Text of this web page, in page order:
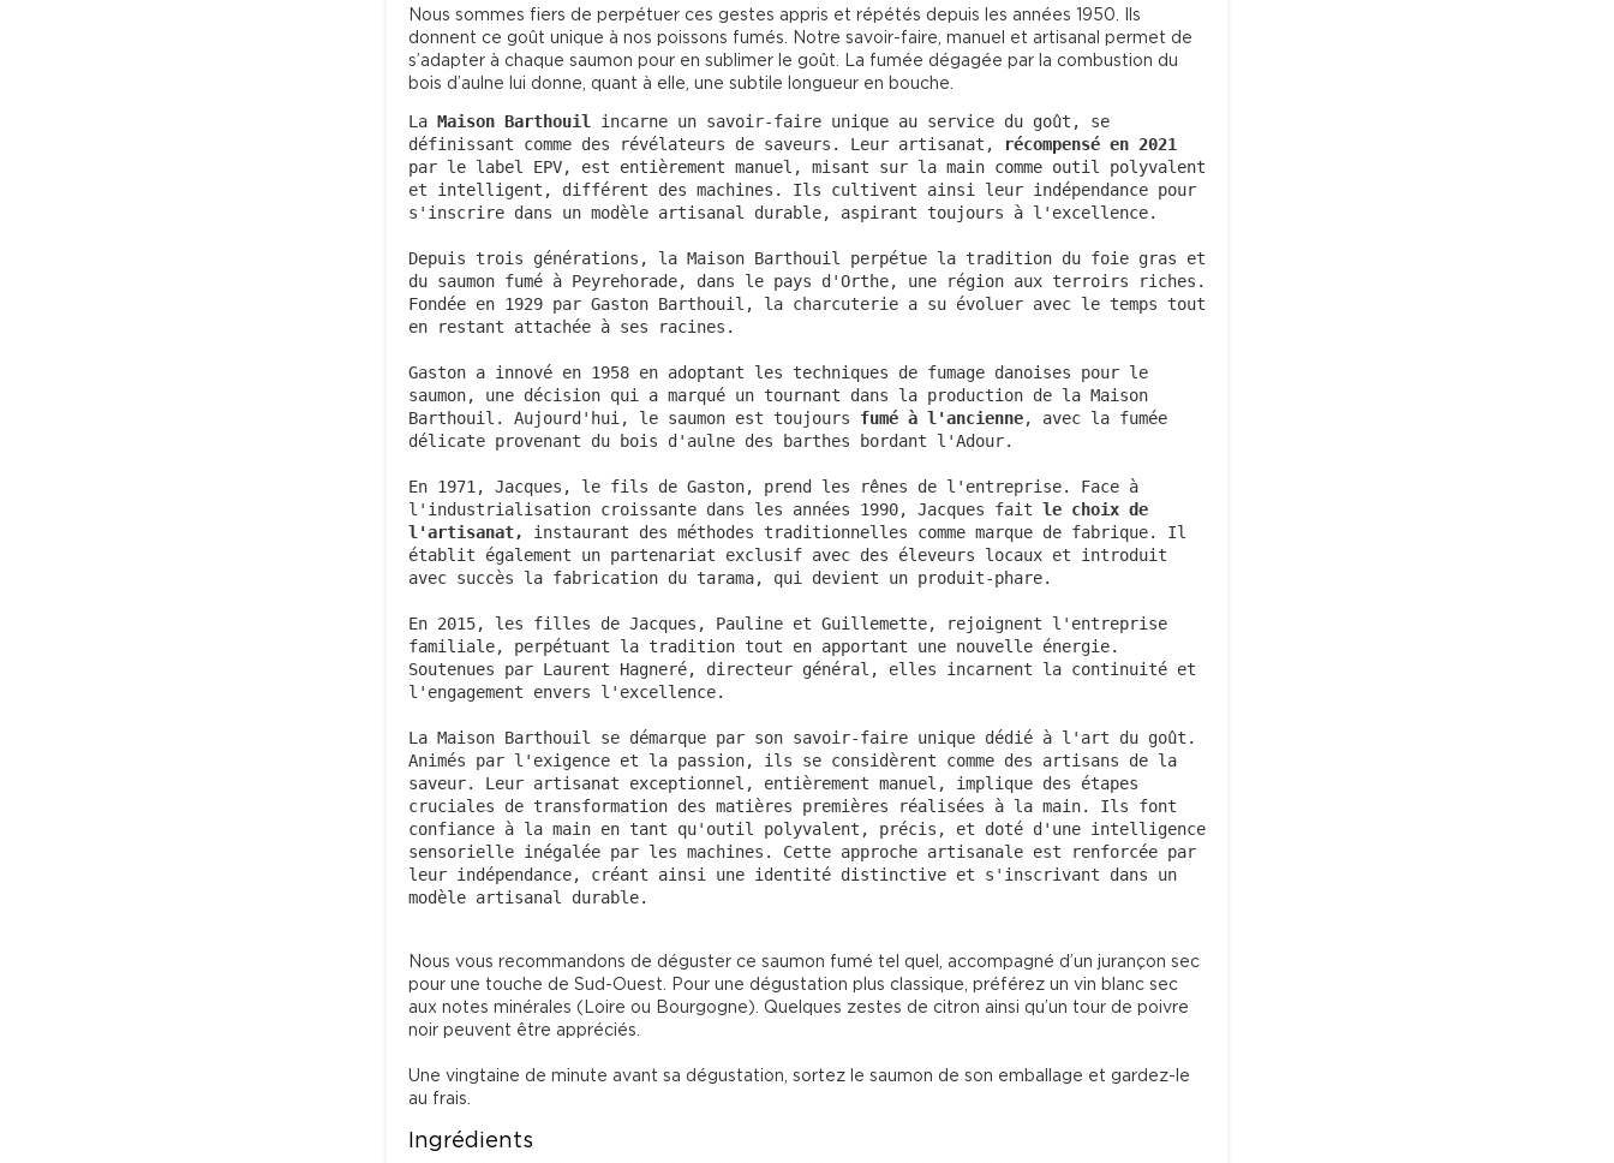
Nous sommes fiers de perpétuer ces gestes appris et répétés depuis les années 1950. Ils
donnent ce goût unique à nos poissons fumés. Notre savoir-faire, manuel et artisanal permet de
s’adapter à chaque saumon pour en sublimer le goût. La fumée dégagée par la combustion du
La Maison Barthouil
incarne un savoir-faire unique au service du goût, se
définissant comme des révélateurs de saveurs. Leur artisanat,
récompensé en 2021
par le label EPV, est entièrement manuel, misant sur la main comme outil polyvalent
et intelligent, différent des machines. Ils cultivent ainsi leur indépendance pour
s'inscrire dans un modèle artisanal durable, aspirant toujours à l'excellence.
Depuis trois générations, la Maison Barthouil perpétue la tradition du foie gras et
du saumon fumé à Peyrehorade, dans le pays d'Orthe, une région aux terroirs riches.
Fondée en 1929 par Gaston Barthouil, la charcuterie a su évoluer avec le temps tout
en restant attachée à ses racines.
Gaston a innové en 1958 en adoptant les techniques de fumage danoises pour le
saumon, une décision qui a marqué un tournant dans la production de la Maison
Barthouil. Aujourd'hui, le saumon est toujours fumé à l'ancienne, avec la fumée
délicate provenant du bois d'aulne des barthes bordant l'Adour.
En 1971, Jacques, le fils de Gaston, prend les rênes de l'entreprise. Face à
l'industrialisation croissante dans les années 1990, Jacques fait le choix de
l'artisanat,
instaurant des méthodes traditionnelles comme marque de fabrique. Il
établit également un partenariat exclusif avec des éleveurs locaux et introduit
avec succès la fabrication du tarama, qui devient un produit-phare.
En 2015, les filles de Jacques, Pauline et Guillemette, rejoignent l'entreprise
familiale, perpétuant la tradition tout en apportant une nouvelle énergie.
Soutenues par Laurent Hagneré, directeur général, elles incarnent la continuité et
l'engagement envers l'excellence.
La Maison Barthouil se démarque par son savoir-faire unique dédié à l'art du goût.
Animés par l'exigence et la passion, ils se considèrent comme des artisans de la
saveur. Leur artisanat exceptionnel, entièrement manuel, implique des étapes
cruciales de transformation des matières premières réalisées à la main. Ils font
confiance à la main en tant qu'outil polyvalent, précis, et doté d'une intelligence
sensorielle inégalée par les machines. Cette approche artisanale est renforcée par
leur indépendance, créant ainsi une identité distinctive et s'inscrivant dans un
modèle artisanal durable.
Nous vous recommandons de déguster ce saumon fumé tel quel, accompagné d’un jurançon sec
pour une touche de Sud-Ouest. Pour une dégustation plus classique, préférez un vin blanc sec
aux notes minérales (Loire ou Bourgogne). Quelques zestes de citron ainsi qu’un tour de poivre
noir peuvent être appréciés.
Une vingtaine de minute avant sa dégustation, sortez le saumon de son emballage et gardez-le
Ingrédients